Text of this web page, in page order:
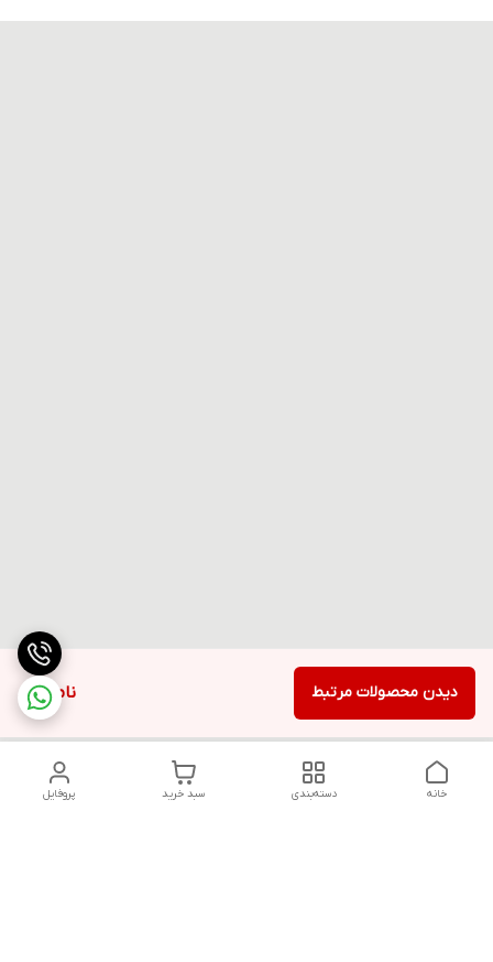
ناموجود دیدن محصولات مرتبط
پروفایل سبد خرید دسته‌بندی خانه